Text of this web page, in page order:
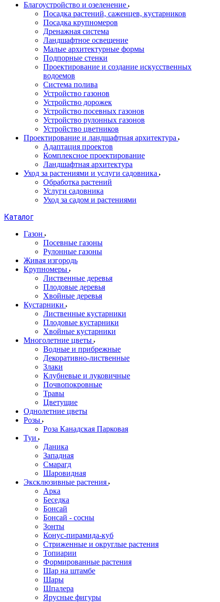
Благоустройство и озеленение
Посадка растений, саженцев, кустарников
Посадка крупномеров
Дренажная система
Ландшафтное освещение
Малые архитектурные формы
Подпорные стенки
Проектирование и создание искусственных
водоемов
Система полива
Устройство газонов
Устройство дорожек
Устройство посевных газонов
Устройство рулонных газонов
Устройство цветников
Проектирование и ландшафтная архитектура
Адаптация проектов
Комплексное проектирование
Ландшафтная архитектура
Уход за растениями и услуги садовника
Обработка растений
Услуги садовника
Уход за садом и растениями
Каталог
Газон
Посевные газоны
Рулонные газоны
Живая изгородь
Крупномеры
Лиственные деревья
Плодовые деревья
Хвойные деревья
Кустарники
Лиственные кустарники
Плодовые кустарники
Хвойные кустарники
Многолетние цветы
Водные и прибрежные
Декоративно-лиственные
Злаки
Клубневые и луковичные
Почвопокровные
Травы
Цветущие
Однолетние цветы
Розы
Роза Канадская Парковая
Туи
Даника
Западная
Смарагд
Шаровидная
Эксклюзивные растения
Арка
Беседка
Бонсай
Бонсай - сосны
Зонты
Конус-пирамида-куб
Стриженные и округлые растения
Топиарии
Формированные растения
Шар на штамбе
Шары
Шпалера
Ярусные фигуры